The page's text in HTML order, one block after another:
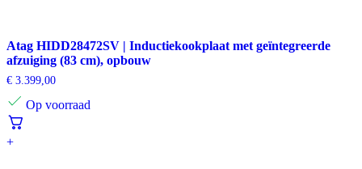
Atag HIDD28472SV | Inductiekookplaat met geïntegreerde
afzuiging (83 cm), opbouw
€ 3.399,00
Op voorraad
+